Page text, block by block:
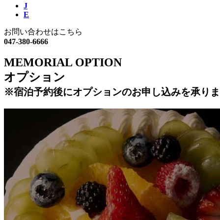
J
E
お問い合わせはこちら
047-380-6666
MEMORIAL OPTION
オプション
※宿泊予約後にオプションのお申し込みを承り